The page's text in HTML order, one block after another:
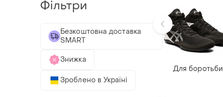
Для боротьби
Фільтри
Безкоштовна доставка
SMART
Знижка
Зроблено в Україні